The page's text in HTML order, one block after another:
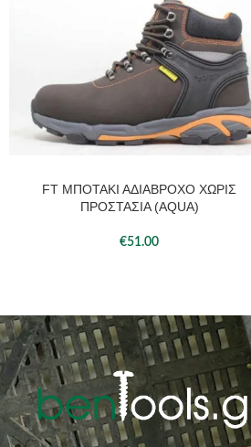
FT ΜΠΟΤΑΚΙ ΑΔΙΑΒΡΟΧΟ ΧΩΡΙΣ
ΠΡΟΣΤΑΣΙΑ (AQUA)
€51.00